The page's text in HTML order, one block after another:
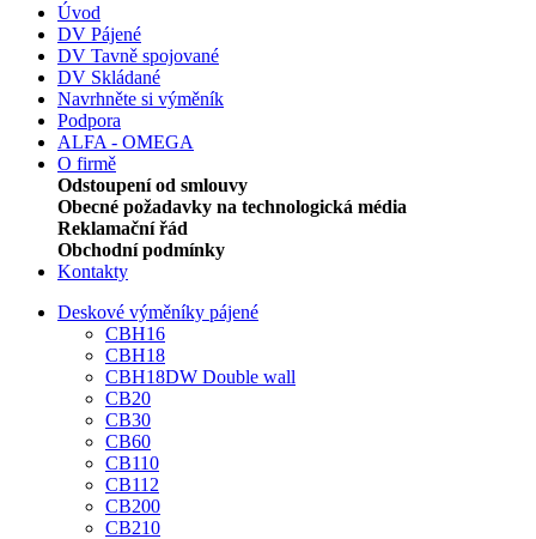
Úvod
DV Pájené
DV Tavně spojované
DV Skládané
Navrhněte si výměník
Podpora
ALFA - OMEGA
O firmě
Odstoupení od smlouvy
Obecné požadavky na technologická média
Reklamační řád
Obchodní podmínky
Kontakty
Deskové výměníky pájené
CBH16
CBH18
CBH18DW Double wall
CB20
CB30
CB60
CB110
CB112
CB200
CB210